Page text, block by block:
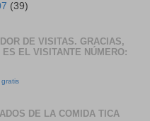
(39)
DE VISITAS. GRACIAS,
ES EL VISITANTE NÚMERO:
DE LA COMIDA TICA